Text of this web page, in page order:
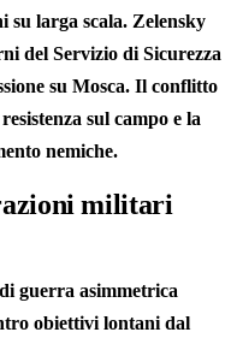
su larga scala. Zelensky
del Servizio di Sicurezza
su Mosca. Il conflitto
sul campo e la
nemiche.
militari
guerra asimmetrica
obiettivi lontani dal